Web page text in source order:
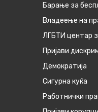
Барање за
Владеење на
ЛГБТИ центар
Пријави
Демократија
Сигурна куќа
Работнички